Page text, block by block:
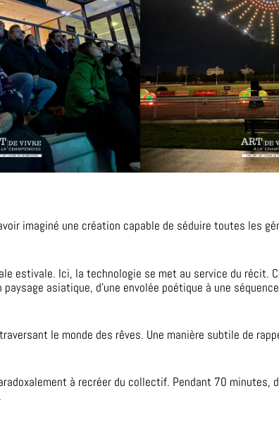
imaginé une création capable de séduire toutes les
estivale. Ici, la technologie se met au service du récit.
asiatique, d’une envolée poétique à une
le monde des rêves. Une manière subtile de
à recréer du collectif. Pendant 70 minutes,